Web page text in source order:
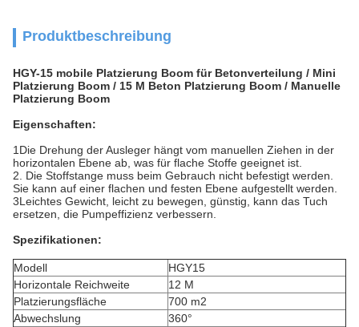
Produktbeschreibung
HGY-15 mobile Platzierung Boom für Betonverteilung / Mini
Platzierung Boom / 15 M Beton Platzierung Boom / Manuelle
Platzierung Boom
Eigenschaften:
1Die Drehung der Ausleger hängt vom manuellen Ziehen in der
horizontalen Ebene ab, was für flache Stoffe geeignet ist.
2. Die Stoffstange muss beim Gebrauch nicht befestigt werden.
Sie kann auf einer flachen und festen Ebene aufgestellt werden.
3Leichtes Gewicht, leicht zu bewegen, günstig, kann das Tuch
ersetzen, die Pumpeffizienz verbessern.
Spezifikationen:
Modell
HGY15
Horizontale Reichweite
12 M
Platzierungsfläche
700 m2
Abwechslung
360°